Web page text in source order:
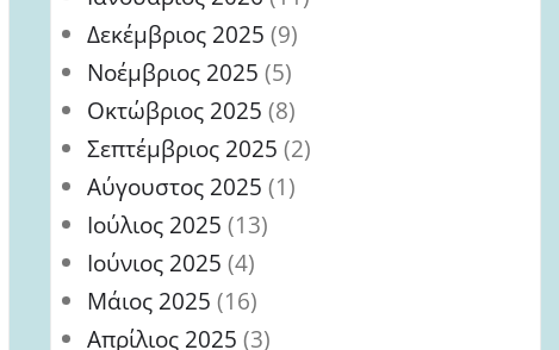
Δεκέμβριος 2025 (9)
Νοέμβριος 2025 (5)
Οκτώβριος 2025 (8)
Σεπτέμβριος 2025 (2)
Αύγουστος 2025 (1)
Ιούλιος 2025 (13)
Ιούνιος 2025 (4)
Μάιος 2025 (16)
Απρίλιος 2025 (3)